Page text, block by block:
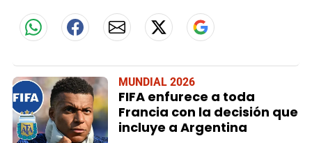
MUNDIAL 2026
FIFA enfurece a toda
Francia con la decisión que
incluye a Argentina